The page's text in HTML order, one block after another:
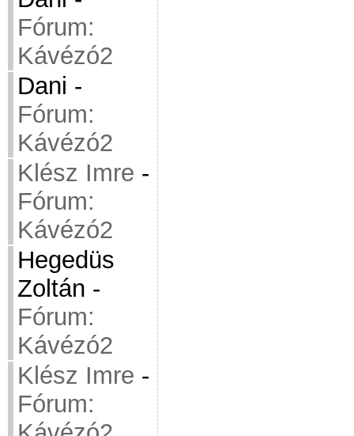
Fórum:
Kávézó2
Dani -
Fórum:
Kávézó2
Klész Imre -
Fórum:
Kávézó2
Hegedüs
Zoltán -
Fórum:
Kávézó2
Klész Imre -
Fórum: